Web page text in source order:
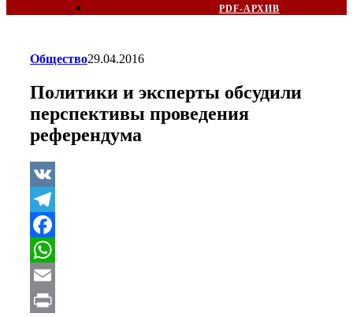
PDF-АРХИВ
Общество29.04.2016
Политики и эксперты обсудили
перспективы проведения
референдума
VK
Telegram
Facebook
WhatsApp
Email